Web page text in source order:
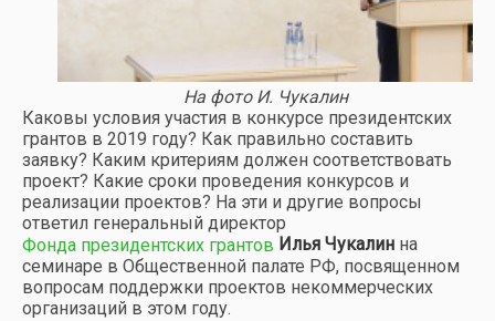
На фото И. Чукалин
Каковы условия участия в конкурсе президентских
грантов в 2019 году? Как правильно составить
заявку? Каким критериям должен соответствовать
проект? Какие сроки проведения конкурсов и
реализации проектов? На эти и другие вопросы
ответил генеральный директор
Фонда президентских грантов Илья Чукалин на
семинаре в Общественной палате РФ, посвященном
вопросам поддержки проектов некоммерческих
организаций в этом году.